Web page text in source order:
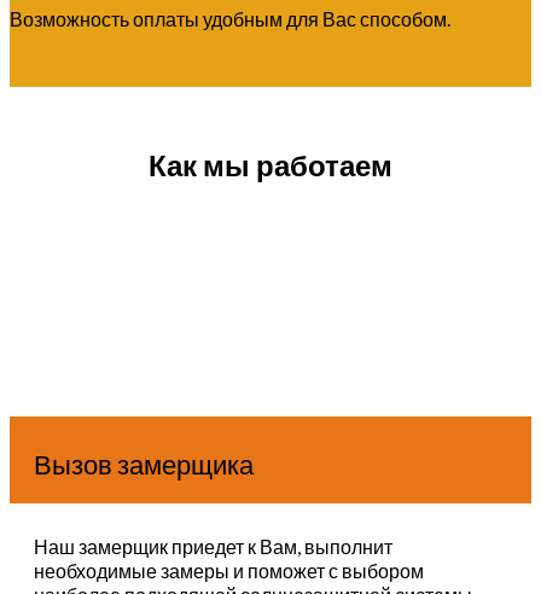
Возможность оплаты удобным для Вас способом.
Как мы работаем
Вызов замерщика
Наш замерщик приедет к Вам, выполнит
необходимые замеры и поможет с выбором